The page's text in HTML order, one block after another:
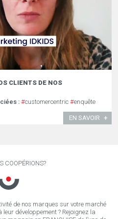
CLIENTS DE NOS
: #customercentric #enquête
EN SAVOIR
COOPÉRIONS?
de nos marques sur votre marché
développement ? Rejoignez la